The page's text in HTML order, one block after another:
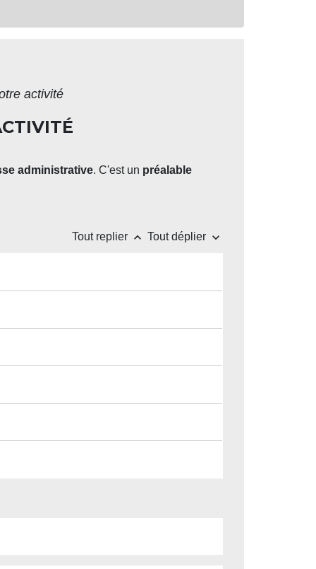
activité
administrative. C'est un préalable
Tout replier keyboard_arrow_up Tout déplier keyboard_arrow_down